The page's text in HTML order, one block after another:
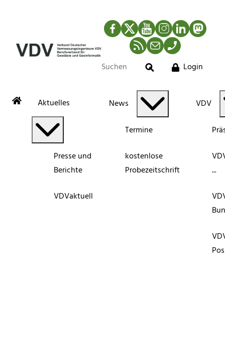
Facebook
TwitterYouTubeInstagram
LinkedIn
RSS-Newsfeed
MailTelefon
Suche
Login
Aktuelles
Presse und
Berichte
VDVaktuell
News
Termine
kostenlose
Probezeitschrift
VDV
...